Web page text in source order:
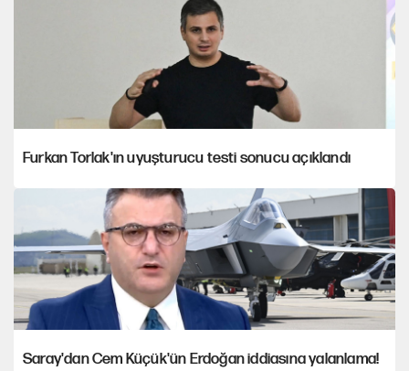
Furkan Torlak'ın uyuşturucu testi sonucu açıklandı
Saray'dan Cem Küçük'ün Erdoğan iddiasına yalanlama!